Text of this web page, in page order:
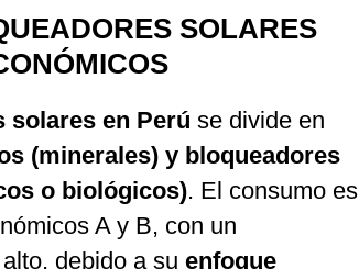
SOLARES
solares en Perú se divide en
(minerales) y bloqueadores
o biológicos). El consumo es
A y B, con un
debido a su enfoque